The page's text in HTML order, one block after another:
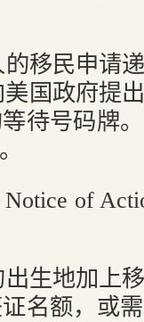
移民申请
国政府提
待号码牌
of
生地加上
名额，或